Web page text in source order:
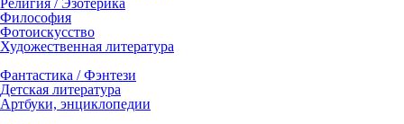
Религия / Эзотерика
Философия
Фотоискусство
Художественная литература
Фантастика / Фэнтези
Детская литература
Артбуки, энциклопедии